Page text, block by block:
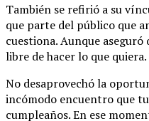
También se refirió a su
que parte del público que
cuestiona. Aunque aseguró
libre de hacer lo que quiera.
No desaprovechó la
incómodo encuentro que
cumpleaños. En ese